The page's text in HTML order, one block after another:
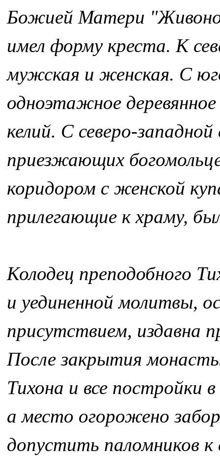
Божией Матери
имел форму креста. К
мужская и женская. С
одноэтажное
келий. С северо-
приезжающих
коридором с женской
прилегающие к храму,
Колодец преподобного
и уединенной молитвы,
присутствием, издавна
После закрытия
Тихона и все постройки
а место огорожено
допустить паломников к